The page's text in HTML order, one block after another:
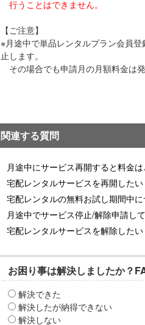
行うことはできません。
【ご注意】
※月途中で単品レンタルプラン会員
止します。
その場合でも申請月の月額料金は発
関連する質問
月途中にサービス再開すると料金
宅配レンタルサービスを再開したい
宅配レンタルの無料お試し期間中
月途中でサービス停止/解除申請し
宅配レンタルサービスを解除した
お困り事は解決しましたか？
解決できた
解決したが納得できない
解決しない